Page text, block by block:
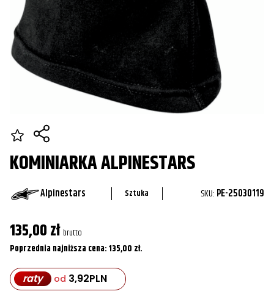
KOMINIARKA ALPINESTARS
Alpinestars Sztuka SKU: PE-25030119
135,00zł brutto
Poprzednia najniższa cena:135,00 zł.
raty od 3,92PLN